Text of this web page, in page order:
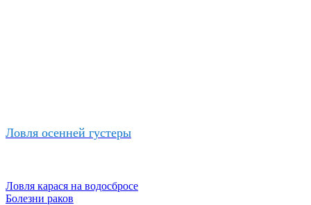
Ловля осенней густеры
Ловля карася на водосбросе
Болезни раков